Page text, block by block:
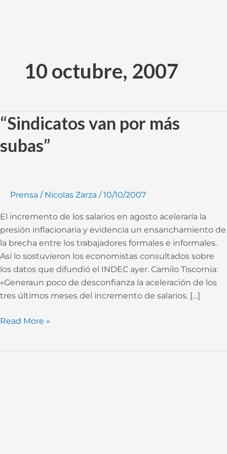
contenido10 octubre, 2007
“Sindicatos van por más
subas”
Prensa / Nicolas Zarza /10/10/2007
El incremento de los salarios en agosto aceleraría la
presión inflacionaria y evidencia un ensanchamiento de
la brecha entre los trabajadores formales e informales.
Así lo sostuvieron los economistas consultados sobre
los datos que difundió el INDEC ayer. Camilo Tiscornia:
«Generaun poco de desconfianza la aceleración de los
tres últimos meses del incremento de salarios. […]
“Sindicatos
van
por
Read More »